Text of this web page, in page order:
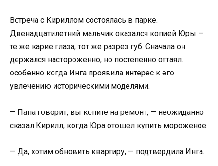
Встреча с Кириллом состоялась в парке.
Двенадцатилетний мальчик оказался копией Юры —
те же карие глаза, тот же разрез губ. Сначала он
держался настороженно, но постепенно оттаял,
особенно когда Инга проявила интерес к его
увлечению историческими моделями.
— Папа говорит, вы копите на ремонт, — неожиданно
сказал Кирилл, когда Юра отошел купить мороженое.
— Да, хотим обновить квартиру, — подтвердила Инга.